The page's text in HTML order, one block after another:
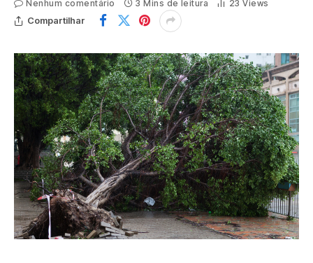
Nenhum comentário 3 Mins de leitura 23Views
Compartilhar